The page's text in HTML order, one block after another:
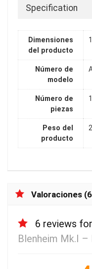
Specification
Dimensiones
del producto
Número de
modelo
Número de
piezas
Peso del
producto
Valoraciones
6 reviews for
Blenheim Mk.I –